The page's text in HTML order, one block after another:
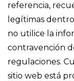
referencia,
legítimas
no utilice la
contravención
regulaciones.
sitio web está